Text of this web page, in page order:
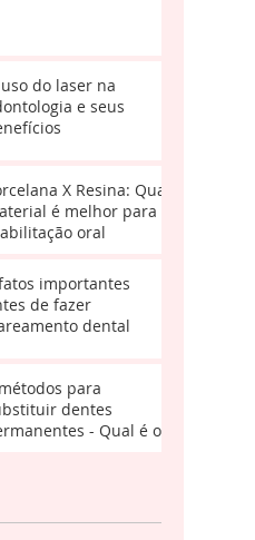
do laser na
e seus
X Resina: Qual
é melhor para a
oral
importantes
de fazer
dental
para
dentes
- Qual é o